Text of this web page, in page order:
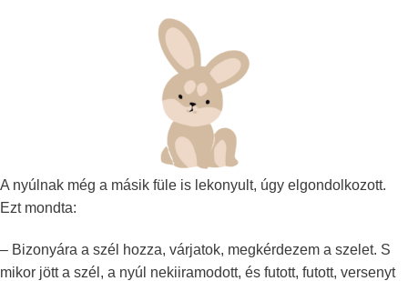
A nyúlnak még a másik füle is lekonyult, úgy elgondolkozott.
Ezt mondta:
– Bizonyára a szél hozza, várjatok, megkérdezem a szelet. S
mikor jött a szél, a nyúl nekiiramodott, és futott, futott, versenyt